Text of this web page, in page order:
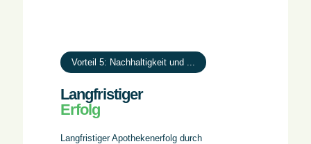
Vorteil 5: Nachhaltigkeit und ...
Langfristiger
Erfolg
Langfristiger Apothekenerfolg durch